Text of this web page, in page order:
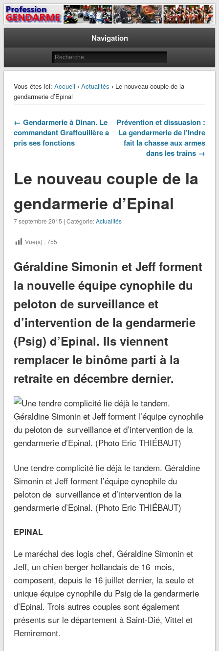
Profession Gendarme
Le journal des gendarmes
Navigation
Vous êtes ici: Accueil › Actualités › Le nouveau couple de la
gendarmerie d’Epinal
← Gendarmerie à Dinan. Le
commandant Graffouillère a
pris ses fonctions
Prévention et dissuasion :
La gendarmerie de l’Indre
fait la chasse aux armes
dans les trains →
Le nouveau couple de la
gendarmerie d’Epinal
7 septembre 2015 | Catégorie:Actualités
Vue(s) :755
Géraldine Simonin et Jeff forment
la nouvelle équipe cynophile du
peloton de surveillance et
d’intervention de la gendarmerie
(Psig) d’Epinal. Ils viennent
remplacer le binôme parti à la
retraite en décembre dernier.
Une tendre complicité lie déjà le tandem. Géraldine
Simonin et Jeff forment l’équipe cynophile du
peloton de surveillance et d’intervention de la
gendarmerie d’Epinal. (Photo Eric THIÉBAUT)
EPINAL
Le maréchal des logis chef, Géraldine Simonin et
Jeff, un chien berger hollandais de 16 mois,
composent, depuis le 16 juillet dernier, la seule et
unique équipe cynophile du Psig de la gendarmerie
d’Epinal. Trois autres couples sont également
présents sur le département à Saint-Dié, Vittel et
Remiremont.